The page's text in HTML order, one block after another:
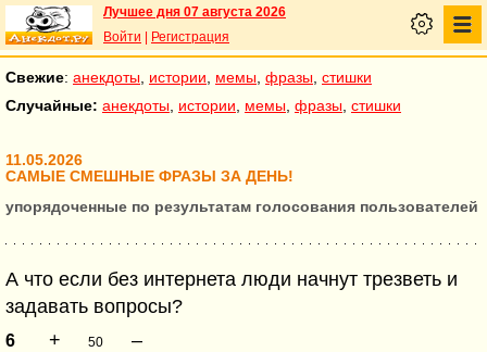
Лучшее дня 07 августа 2026
Войти
Регистрация
Свежие: анекдоты истории мемы фразы стишки
Случайные: анекдоты истории мемы фразы стишки
11.05.2026
САМЫЕ СМЕШНЫЕ ФРАЗЫ ЗА ДЕНЬ!
упорядоченные по результатам голосования пользователей
А что если без интернета люди начнут трезветь и
задавать вопросы?
6 + 50 –